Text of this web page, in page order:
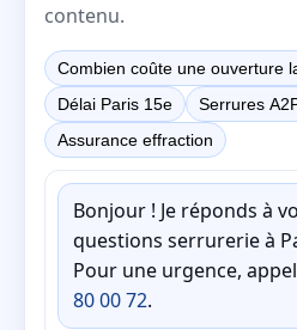
contenu.
Combien coûte une ouverture
Délai Paris 15e
Serrures
Assurance effraction
Bonjour ! Je réponds à
questions serrurerie à
Pour une urgence,
80 00 72.